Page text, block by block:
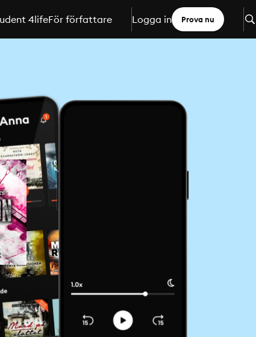
4lifeFör författare Logga in Prova nu